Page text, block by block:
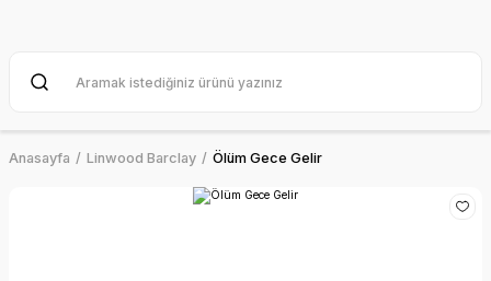
Anasayfa Linwood Barclay Ölüm Gece Gelir